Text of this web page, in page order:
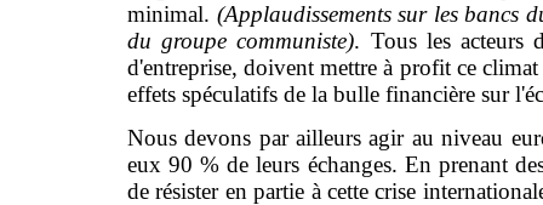
minimal. (Applaudissements sur les bancs
du groupe communiste). Tous les acteurs
d'entreprise, doivent mettre à profit ce
effets spéculatifs de la bulle financière sur
Nous devons par ailleurs agir au niveau
eux 90 % de leurs échanges. En prenant
de résister en partie à cette crise